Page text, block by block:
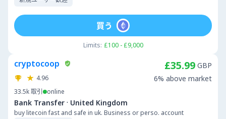
Limits: £100 - £9,000
買う
cryptocoop
4.96
33.5k取引 online
Bank Transfer · United Kingdom
buy litecoin fast and safe in uk. Business or perso. account
£35.99 GBP
6% above market